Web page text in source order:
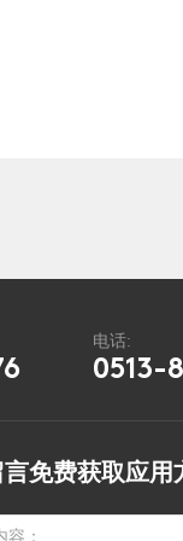
电话:
0513-
免费获取应用